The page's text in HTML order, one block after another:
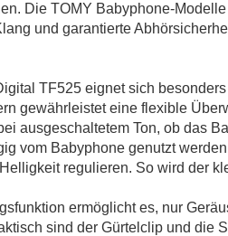
Die TOMY Babyphone-
und garantierte
TF525 eignet sich
gewährleistet eine flexible
ausgeschaltetem Ton, ob das
vom Babyphone genutzt
regulieren. So wird der
ermöglicht es, nur
sind der Gürtelclip und die